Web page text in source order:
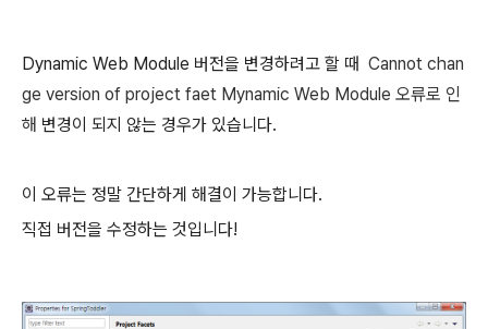
Dynamic Web Module 버전을 변경하려고 할 때 Cannot chan
ge version of project faet Mynamic Web Module 오류로 인
해 변경이 되지 않는 경우가 있습니다.
이 오류는 정말 간단하게 해결이 가능합니다.
직접 버전을 수정하는 것입니다!